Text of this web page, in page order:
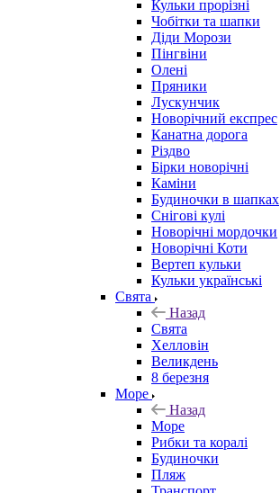
Кульки прорізні
Чобітки та шапки
Діди Морози
Пінгвіни
Олені
Пряники
Лускунчик
Новорічний експрес
Канатна дорога
Різдво
Бірки новорічні
Каміни
Будиночки в шапках
Снігові кулі
Новорічні мордочки
Новорічні Коти
Вертеп кульки
Кульки українські
Свята
Назад
Свята
Хелловін
Великдень
8 березня
Море
Назад
Море
Рибки та коралі
Будиночки
Пляж